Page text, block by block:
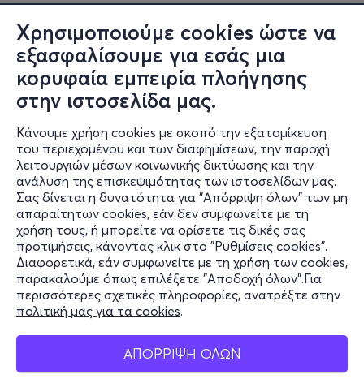
Χρησιμοποιούμε cookies ώστε να
εξασφαλίσουμε για εσάς μια
κορυφαία εμπειρία πλοήγησης
στην ιστοσελίδα μας.
Κάνουμε χρήση cookies με σκοπό την εξατομίκευση
του περιεχομένου και των διαφημίσεων, την παροχή
λειτουργιών μέσων κοινωνικής δικτύωσης και την
ανάλυση της επισκεψιμότητας των ιστοσελίδων μας.
Σας δίνεται η δυνατότητα για "Απόρριψη όλων" των μη
απαραίτητων cookies, εάν δεν συμφωνείτε με τη
χρήση τους, ή μπορείτε να ορίσετε τις δικές σας
προτιμήσεις, κάνοντας κλικ στο "Ρυθμίσεις cookies".
Διαφορετικά, εάν συμφωνείτε με τη χρήση των cookies,
παρακαλούμε όπως επιλέξετε "Αποδοχή όλων".Για
περισσότερες σχετικές πληροφορίες, ανατρέξτε στην
πολιτική μας για τα cookies.
ΑΠΟΡΡΙΨΗ ΟΛΩΝ
Πληροφορίες
Υποστήριξη
Stay Connected
Mobile app